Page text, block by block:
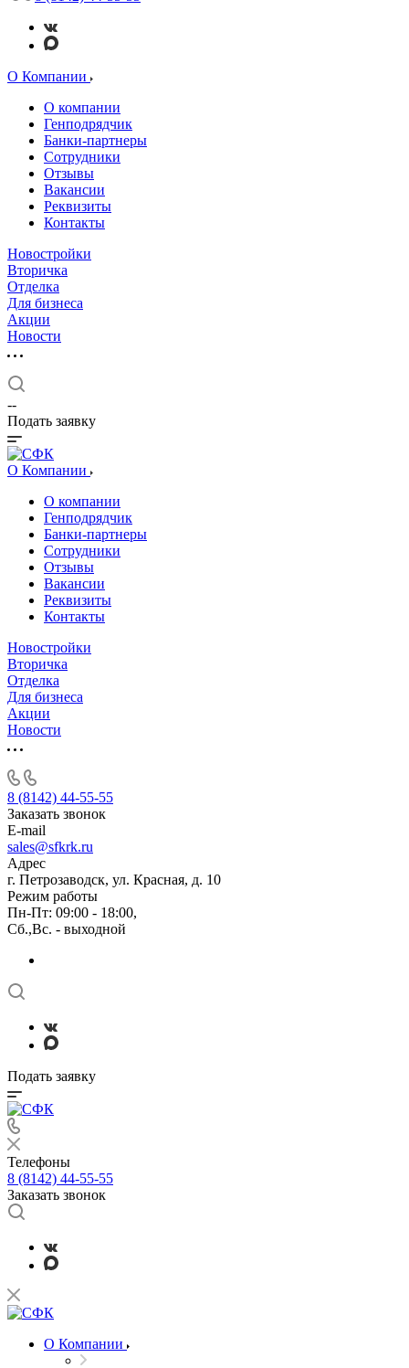
О Компании
О компании
Генподрядчик
Банки-партнеры
Сотрудники
Отзывы
Вакансии
Реквизиты
Контакты
Новостройки
Вторичка
Отделка
Для бизнеса
Акции
Новости
--
Подать заявку
О Компании
О компании
Генподрядчик
Банки-партнеры
Сотрудники
Отзывы
Вакансии
Реквизиты
Контакты
Новостройки
Вторичка
Отделка
Для бизнеса
Акции
Новости
8 (8142) 44-55-55
Заказать звонок
E-mail
sales@sfkrk.ru
Адрес
г. Петрозаводск, ул. Красная, д. 10
Режим работы
Пн-Пт: 09:00 - 18:00,
Сб.,Вс. - выходной
Подать заявку
Телефоны
8 (8142) 44-55-55
Заказать звонок
О Компании